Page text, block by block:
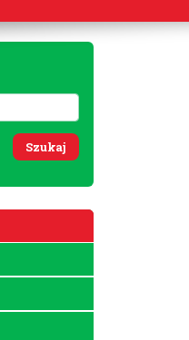
Wyszukaj